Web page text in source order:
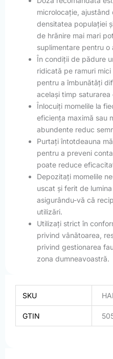
microlocație,
densitatea populației
de hrănire mai mari
suplimentare pentru o
În condiții de pădure
ridicată pe ramuri
pentru a îmbunătăți
același timp saturarea
Înlocuiți momelile la
eficiența maximă sau
abundente reduc
Purtați întotdeauna
pentru a preveni
poate reduce
Depozitați momelile
uscat și ferit de
asigurându-vă că
utilizări.
Utilizați strict în
privind vânătoarea,
privind gestionarea
zona dumneavoastră.
SKU
GTIN